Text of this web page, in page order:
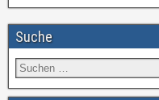
Suche